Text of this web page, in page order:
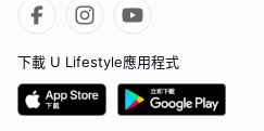
下載 U Lifestyle應用程式